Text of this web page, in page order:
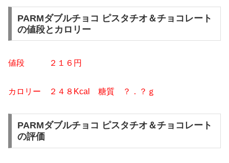
PARMダブルチョコ ピスタチオ＆チョコレート
の値段とカロリー
値段 ２１６ 円
カロリー ２４８Kcal 糖質 ？ ．？ｇ
PARMダブルチョコ ピスタチオ＆チョコレート
の評価